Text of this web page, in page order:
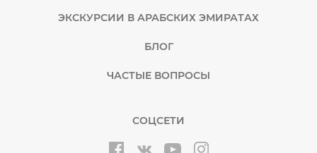
ЭКСКУРСИИ В АРАБСКИХ ЭМИРАТАХ
БЛОГ
ЧАСТЫЕ ВОПРОСЫ
СОЦСЕТИ